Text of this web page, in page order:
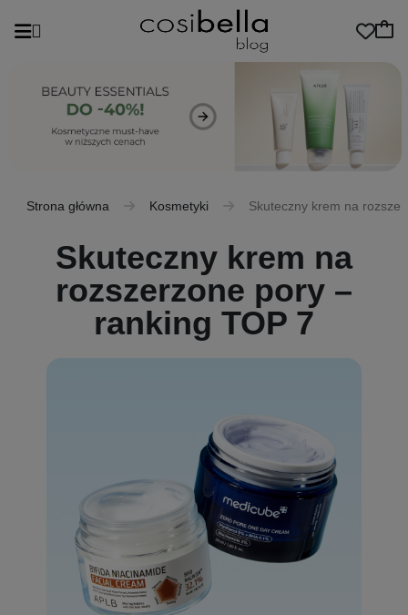
Strona główna Kosmetyki Skuteczny krem na
Skuteczny krem na
rozszerzone pory –
ranking TOP 7